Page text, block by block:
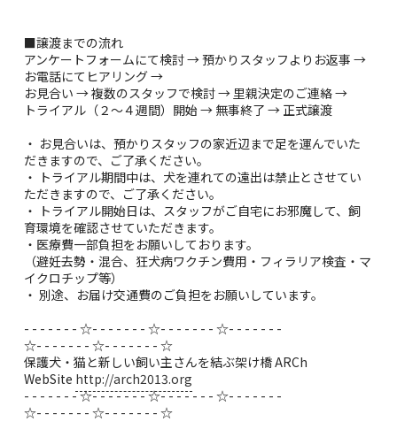
■譲渡までの流れ
アンケートフォームにて検討 → 預かりスタッフよりお返事 →
お電話にてヒアリング →
お見合い → 複数のスタッフで検討 → 里親決定のご連絡 →
トライアル（２〜４週間）開始 → 無事終了 → 正式譲渡
・ お見合いは、預かりスタッフの家近辺まで足を運んでいた
だきますので、ご了承ください。
・ トライアル期間中は、犬を連れての遠出は禁止とさせてい
ただきますので、ご了承ください。
・ トライアル開始日は、スタッフがご自宅にお邪魔して、飼
育環境を確認させていただきます。
・医療費一部負担をお願いしております。
（避妊去勢・混合、狂犬病ワクチン費用・フィラリア検査・マ
イクロチップ等）
・ 別途、お届け交通費のご負担をお願いしています。
- - - - - - - ☆- - - - - - - ☆- - - - - - - ☆- - - - - - -
☆- - - - - - - ☆- - - - - - - ☆
保護犬・猫と新しい飼い主さんを結ぶ架け橋 ARCh
WebSite http://arch2013.org
- - - - - - - ☆- - - - - - - ☆- - - - - - - ☆- - - - - - -
☆- - - - - - - ☆- - - - - - - ☆